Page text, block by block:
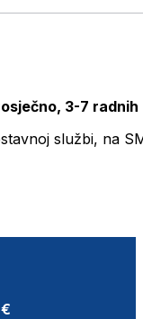
3-7 radnih
službi, na